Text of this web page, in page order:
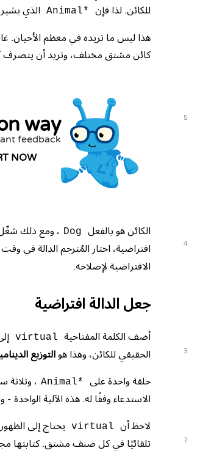
5
4
3
7
للكائن. لذا فإن
Animal* الذي
هذا ليس ما تريده في معظم الأحيان.
كائن مشتق مختلف، وتريد أن يتصرف
way
feedback.
NOW
الكائن هو بالفعل Dog ، ومع ذلك
افتراضية، اختار المُترجم الدالة في
الافتراضية لإصلاحه.
جعل الدالة افتراضية
أضف الكلمة المفتاحية virtual
الحقيقي للكائن، وهذا هو التوزيع
حلقة واحدة على Animal* ،
الاستدعاء وفقًا له. هذه الآلية
لاحظ أن virtual
يحتاج إلى
تلقائيًا في كل صنف مشتق. كتابتها